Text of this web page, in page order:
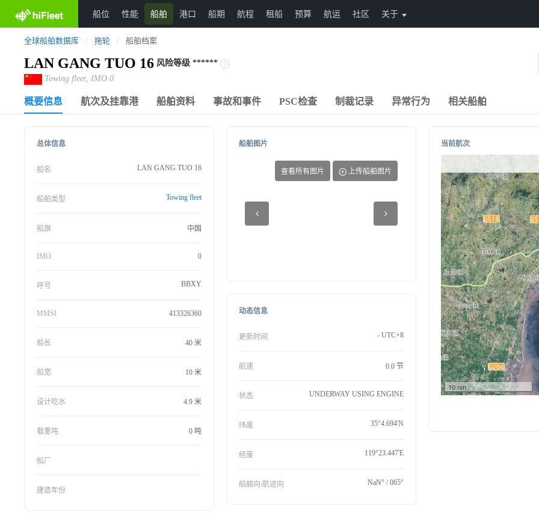
船位 性能 船舶 港口 船期 航程 租船 预算 航运 社区 关于
全球船舶数据库 / 拖轮 / 船舶档案
LAN GANG TUO 16 风险等级 ******
Towing fleet, IMO 0
概要信息 航次及挂靠港 船舶资料 事故和事件 PSC检查 制裁记录 异常行为 相关船舶
总体信息
船名 LAN GANG TUO 16
船舶类型 Towing fleet
船旗 中国
IMO 0
呼号 BBXY
MMSI 413326360
船长 40 米
船宽 10 米
设计吃水 4.9 米
载重吨 0 吨
船厂
建造年份
船舶图片
查看所有图片 上传船舶图片
动态信息
更新时间 - UTC+8
航速 0.0 节
状态 UNDERWAY USING ENGINE
纬度 35°4.694'N
经度 119°23.447'E
船艏向/航迹向 NaN° / 065°
当前航次
10 nm